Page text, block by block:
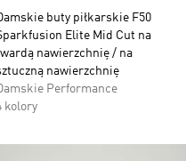
buty piłkarskie F50
Elite Mid Cut na
nawierzchnię / na
nawierzchnię
Performance
kolory